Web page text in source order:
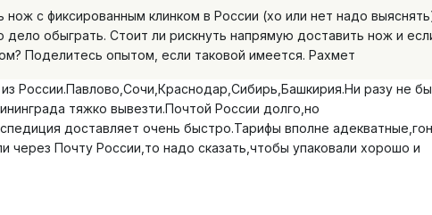
нож с фиксированным клинком в России (хо или нет надо
дело обыграть. Стоит ли рискнуть напрямую доставить нож и
Поделитесь опытом, если таковой имеется. Рахмет
России.Павлово,Сочи,Краснодар,Сибирь,Башкирия.Ни разу не
тяжко вывезти.Почтой России долго,но
доставляет очень быстро.Тарифы вполне
через Почту России,то надо сказать,чтобы упаковали хорошо и